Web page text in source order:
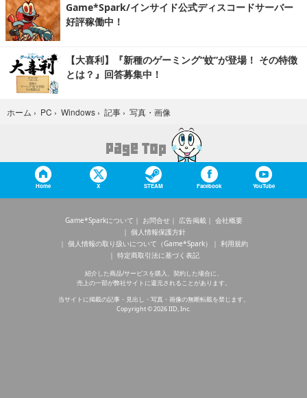
Game*Spark/インサイド公式ディスコードサーバー
好評稼働中！
【大喜利】『新種のゲーミング“蚊”が登場！ その特徴
とは？』回答募集中！
ホーム › PC › Windows › 記事 › 写真・画像
Home X STEAM Facebook YouTube
Game*Sparkについて お問合せ 広告掲載
会社概要
個人情報保護方針
個人情報の取り扱いについて（Game*Spark）
利用規約
特定商取引法に基づく表記
紹介した商品/サービスを購入、契約した場合に、
売上の一部が弊社サイトに還元されることがあります。
当サイトに掲載の記事・見出し・写真・画像の無断転載を禁じます。
Copyright © 2026 IID, Inc.